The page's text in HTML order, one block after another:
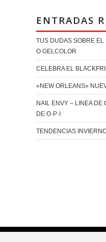
ENTRADAS
TUS DUDAS SOBRE EL
O GELCOLOR
CELEBRA EL
«NEW ORLEANS»
NAIL ENVY – LINEA DE
DE O·P·I
TENDENCIAS